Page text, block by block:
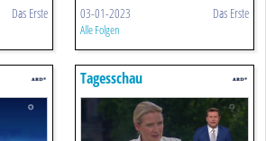
Das Erste 03-01-2023 Das Erste
Alle Folgen
Tagesschau